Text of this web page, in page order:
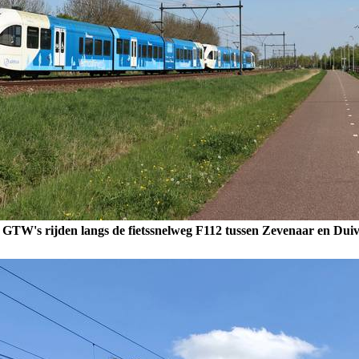
rijden langs de fietssnelweg F112 tussen Zevenaar en